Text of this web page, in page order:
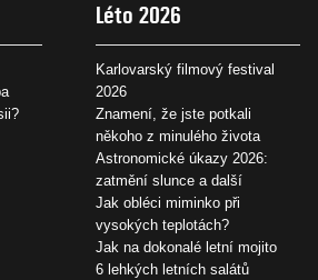
Léto 2026
Karlovarský filmový festival
2026
Znamení, že jste potkali
někoho z minulého života
Astronomické úkazy 2026:
zatmění slunce a další
Jak obléci miminko při
vysokých teplotách?
Jak na dokonalé letní mojito
6 lehkých letních salátů